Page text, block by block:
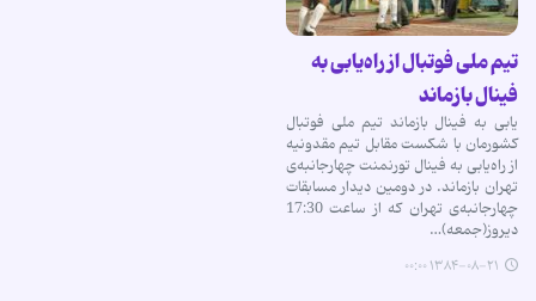
تیم ملی فوتبال از راه‌یابی به
فینال بازماند
‌یابی به فینال بازماند تیم ملی فوتبال
كشورمان با شكست مقابل تیم مقدونیه
از راه‌یابی به فینال تورنمنت چهارجانبه‌ی
تهران بازماند. در دومین دیدار مسابقات
چهارجانبه‌ی تهران كه از ساعت 17:30
دیروز(جمعه)…
۱۳۸۴-۰۸-۲۱ ۰۰:۰۰